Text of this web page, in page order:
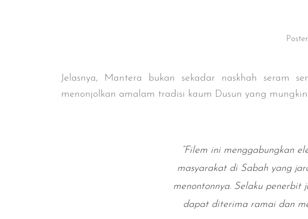
Jelasnya, Mantera bukan sekadar naskhah seram
menonjolkan amalam tradisi kaum Dusun yang
“Filem ini menggabungkan
masyarakat di Sabah yang
menontonnya. Selaku penerbit
dapat diterima ramai dan